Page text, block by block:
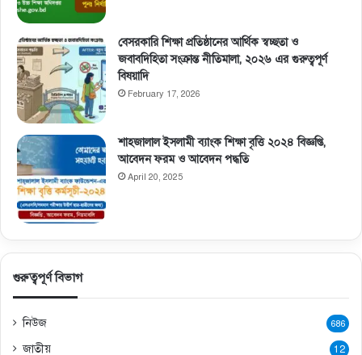
বেসরকারি শিক্ষা প্রতিষ্ঠানের আর্থিক স্বচ্ছতা ও
জবাবদিহিতা সংক্রান্ত নীতিমালা, ২০২৬ এর গুরুত্বপূর্ণ
বিষয়াদি
February 17, 2026
শাহজালাল ইসলামী ব্যাংক শিক্ষা বৃত্তি ২০২৪ বিজ্ঞপ্তি,
আবেদন ফরম ও আবেদন পদ্ধতি
April 20, 2025
গুরুত্বপূর্ণ বিভাগ
নিউজ 686
জাতীয় 12